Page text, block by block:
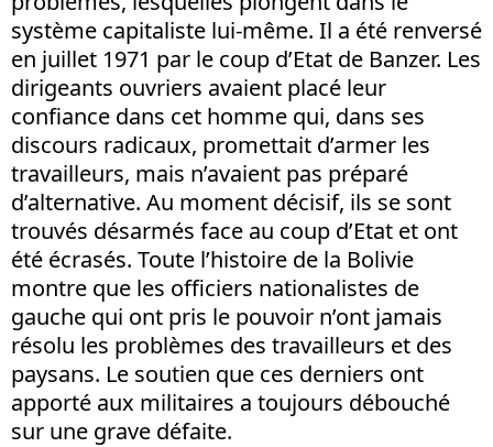
système capitaliste lui-même. Il a été renversé
en juillet 1971 par le coup d’Etat de Banzer. Les
dirigeants ouvriers avaient placé leur
confiance dans cet homme qui, dans ses
discours radicaux, promettait d’armer les
travailleurs, mais n’avaient pas préparé
d’alternative. Au moment décisif, ils se sont
trouvés désarmés face au coup d’Etat et ont
été écrasés. Toute l’histoire de la Bolivie
montre que les officiers nationalistes de
gauche qui ont pris le pouvoir n’ont jamais
résolu les problèmes des travailleurs et des
paysans. Le soutien que ces derniers ont
apporté aux militaires a toujours débouché
sur une grave défaite.